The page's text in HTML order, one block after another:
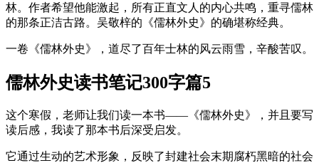
林。作者希望他能激起，所有正直文人的内心共鸣，重寻儒林
的那条正洁古路。吴敬梓的《儒林外史》的确堪称经典。
一卷《儒林外史》，道尽了百年士林的风云雨雪，辛酸苦叹。
儒林外史读书笔记300字篇5
这个寒假，老师让我们读一本书——《儒林外史》，并且要写
读后感，我读了那本书后深受启发。
它通过生动的艺术形象，反映了封建社会末期腐朽黑暗的社会